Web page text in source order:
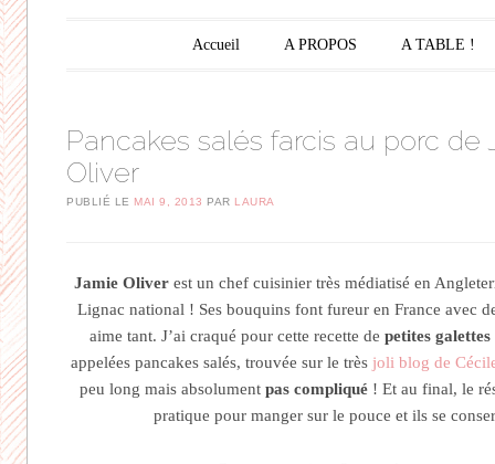
Menu principal
Aller au contenu principal
Accueil A PROPOS A TABLE !
Pancakes salés farcis au porc de
Oliver
PUBLIÉ LE MAI 9, 2013 PAR LAURA
Jamie Oliverest un chef cuisinier très médiatisé en
Lignac national ! Ses bouquins font fureur en France avec
aime tant. J’ai craqué pour cette recette de petites
appelées pancakes salés, trouvée sur le très joli blog de
peu long mais absolumentpas compliqué ! Et au final, le
pratique pour manger sur le pouce et ils se